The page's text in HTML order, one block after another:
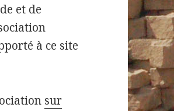
et de
à ce site
sur